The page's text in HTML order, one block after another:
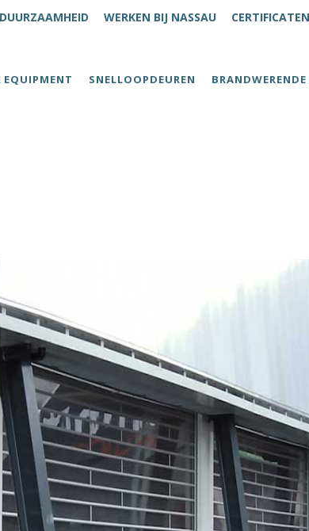
DUURZAAMHEID WERKEN BIJ NASSAU CERTIFICATEN
EQUIPMENT SNELLOOPDEUREN BRANDWERENDE